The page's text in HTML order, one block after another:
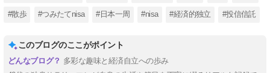
#散歩 #つみたてnisa #日本一周 #nisa #経済的独立 #投信信託
このブログのここがポイント
多彩な趣味と経済自立への歩み